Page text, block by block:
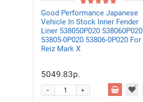
Good Performance Japanese
Vehicle In Stock Inner Fender
Liner 538050P020 538060P020
53805-0P020 53806-0P020 For
Reiz Mark X
5049.83р.
+
-